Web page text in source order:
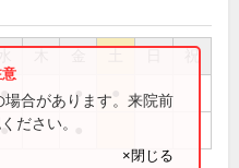
祝
● ●
●
合があります。来院前
ださい。
×閉じる